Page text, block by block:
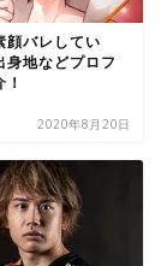
顔バレしてい
身地などプロフ
2020年8月20日